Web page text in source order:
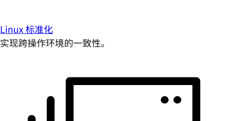
Linux 标准化
实现跨操作环境的一致性。